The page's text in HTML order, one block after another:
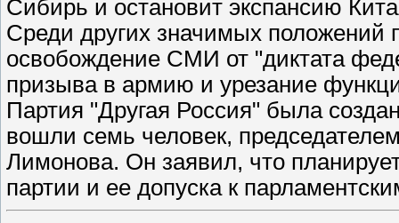
Сибирь и остановит экспансию
Среди других значимых положений
освобождение СМИ от "диктата
призыва в армию и урезание
Партия "Другая Россия" была
вошли семь человек,
Лимонова. Он заявил, что
партии и ее допуска к